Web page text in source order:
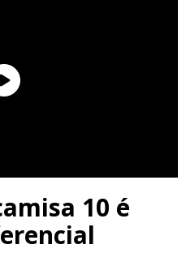
10 é